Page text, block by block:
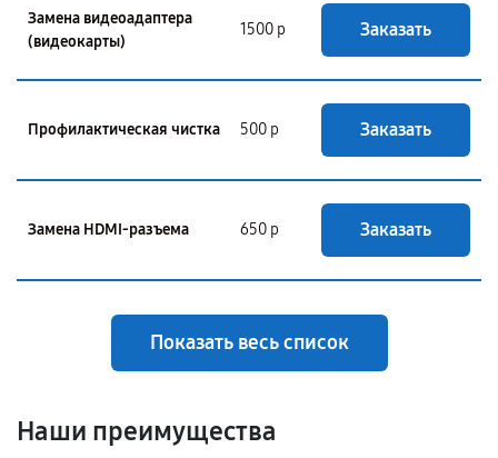
Замена видеоадаптера
(видеокарты)
1500 р Заказать
Профилактическая чистка 500 р Заказать
Замена HDMI-разъема 650 р Заказать
Показать весь список
Наши преимущества